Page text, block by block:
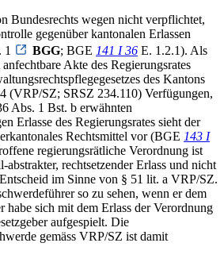
Bundesrechts wegen nicht verpflichtet,
gegenüber kantonalen Erlassen
1
BGG; BGE 141 I 36 E. 1.2.1). Als
Akte des Regierungsrates
des Kantons
(VRP/SZ; SRSZ 234.110) Verfügungen,
Abs. 1 Bst. b erwähnten
Erlasse des Regierungsrates sieht der
Rechtsmittel vor (BGE 143 I
regierungsrätliche Verordnung ist
rechtsetzender Erlass und nicht
im Sinne von § 51 lit. a VRP/SZ.
so zu sehen, wenn er dem
habe sich mit dem Erlass der Verordnung
aufgespielt. Die
gemäss VRP/SZ ist damit